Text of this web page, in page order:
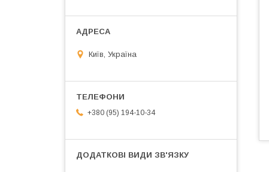
Київ, Україна
+380 (95) 194-10-34